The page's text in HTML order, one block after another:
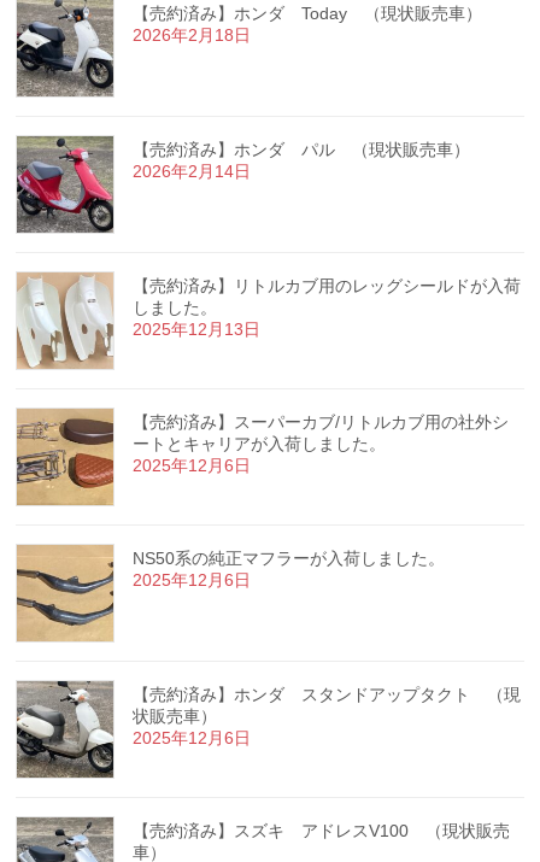
【売約済み】ホンダ Today （現状販売車）
2026年2月18日
【売約済み】ホンダ パル （現状販売車）
2026年2月14日
【売約済み】リトルカブ用のレッグシールドが入荷
しました。
2025年12月13日
【売約済み】スーパーカブ/リトルカブ用の社外シ
ートとキャリアが入荷しました。
2025年12月6日
NS50系の純正マフラーが入荷しました。
2025年12月6日
【売約済み】ホンダ スタンドアップタクト （現
状販売車）
2025年12月6日
【売約済み】スズキ アドレスV100 （現状販売
車）